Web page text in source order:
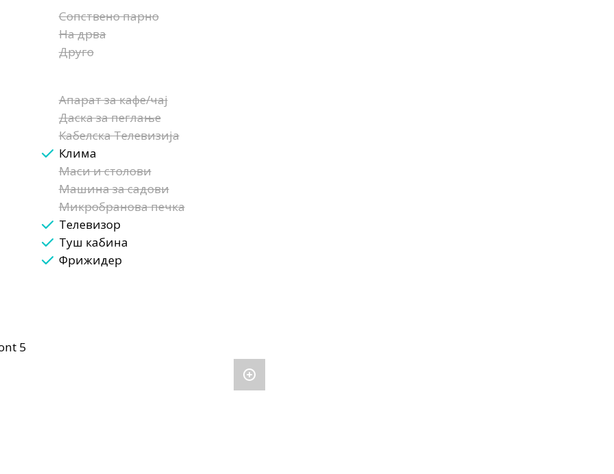
Сопствено парно
На дрва
Друго
Апарат за кафе/чај
Даска за пеглање
Кабелска Телевизија
Клима
Маси и столови
Машина за садови
Микробранова печка
Телевизор
Туш кабина
Фрижидер
5